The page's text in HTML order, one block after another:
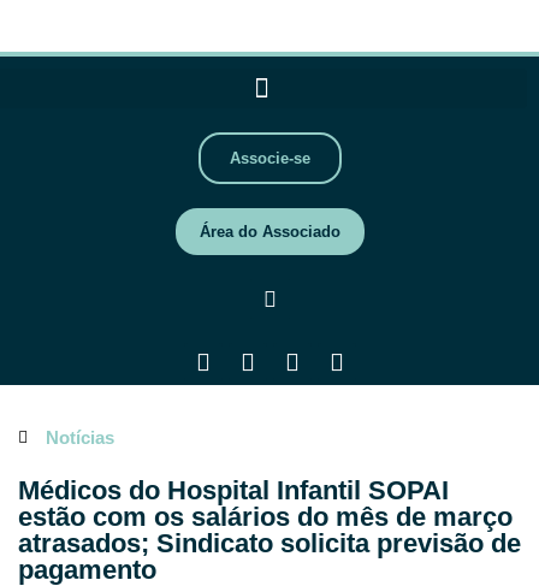
Associe-se
Área do Associado
Notícias
Médicos do Hospital Infantil SOPAI
estão com os salários do mês de março
atrasados; Sindicato solicita previsão de
pagamento